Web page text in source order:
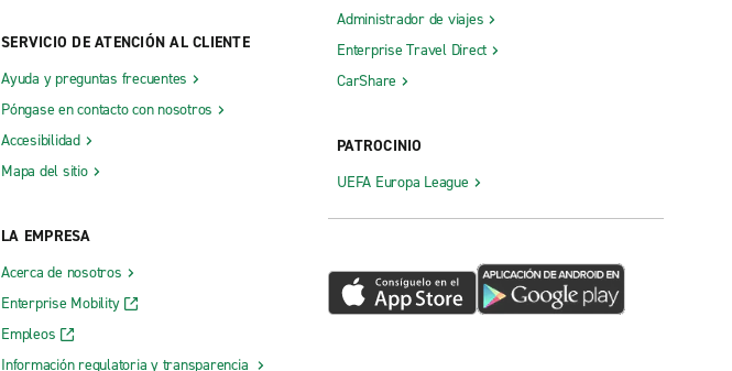
SERVICIO DE ATENCIÓN AL CLIENTE
Ayuda y preguntas frecuentes
Póngase en contacto con nosotros
Accesibilidad
Mapa del sitio
LA EMPRESA
Acerca de nosotros
Enterprise Mobility
Empleos
Información regulatoria y transparencia
Administrador de viajes
Enterprise Travel Direct
CarShare
PATROCINIO
UEFA Europa League